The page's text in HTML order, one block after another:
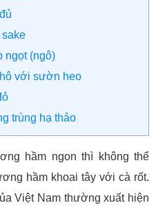
ngọt (ngô)
với sườn heo
trùng hạ thảo
hầm ngon thì không thể
hầm khoai tây với cà rốt.
Việt Nam thường xuất hiện